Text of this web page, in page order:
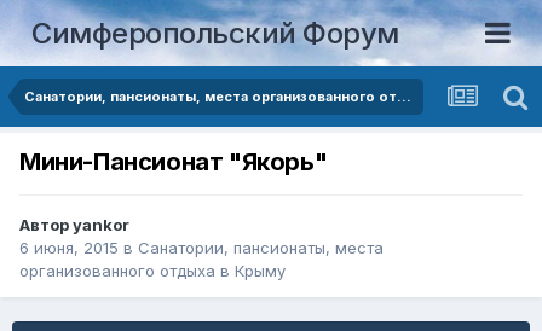
Симферопольский Форум
Санатории, пансионаты, места организованного отдыха в Крыму
Мини-Пансионат "Якорь"
Авторyankor
6 июня, 2015 в Санатории, пансионаты, места
организованного отдыха в Крыму